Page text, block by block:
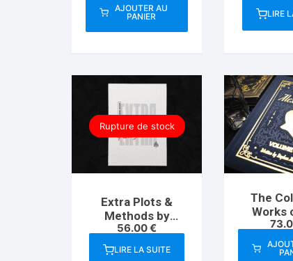
AJOUTER AU
PANIER
LIRE
Rupture de stock
Extra Plots &
Methods by
Michal Kociolek
56.00€
LIRE LA SUITE
The
Works